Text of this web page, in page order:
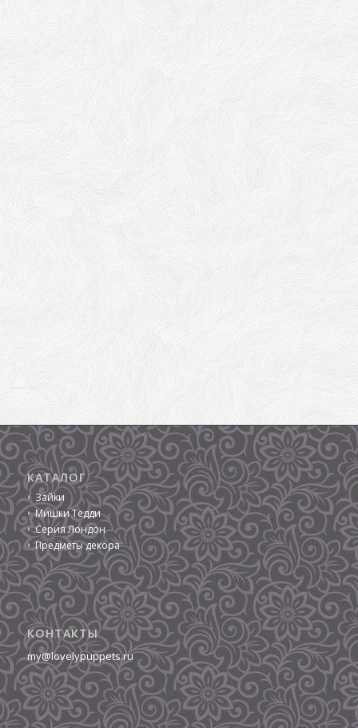
КАТАЛОГ
Зайки
Мишки Тедди
Серия Лондон
Предметы декора
КОНТАКТЫ
my@lovelypuppets.ru